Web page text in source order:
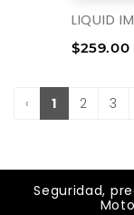
LIQUID
$259.00
‹ 1 2 3
Seguridad,